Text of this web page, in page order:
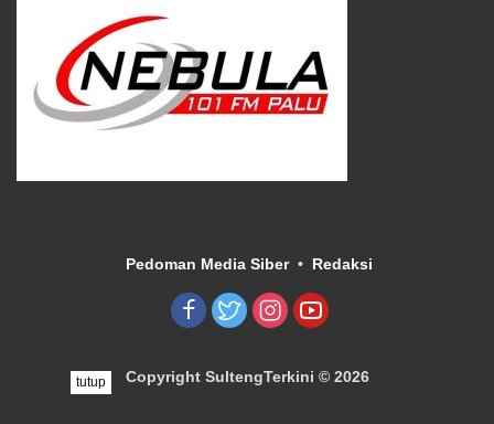
Pedoman Media Siber Redaksi
Copyright SultengTerkini © 2026
tutup